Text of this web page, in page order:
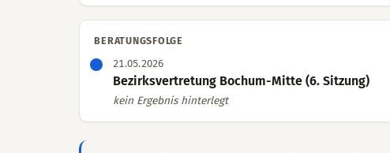
BERATUNGSFOLGE
21.05.2026
Bezirksvertretung Bochum-Mitte (6. Sitzung)
kein Ergebnis hinterlegt